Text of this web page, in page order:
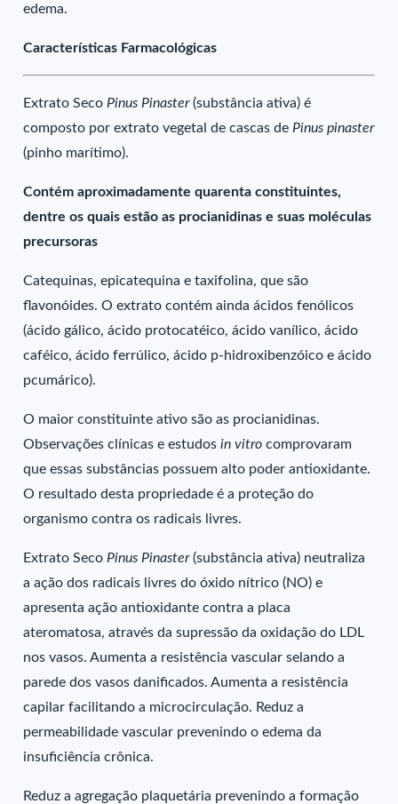
edema.
Características Farmacológicas
Extrato Seco Pinus Pinaster(substância ativa) é
composto por extrato vegetal de cascas de Pinus pinaster
(pinho marítimo).
Contém aproximadamente quarenta constituintes,
dentre os quais estão as procianidinas e suas moléculas
precursoras
Catequinas, epicatequina e taxifolina, que são
flavonóides. O extrato contém ainda ácidos fenólicos
(ácido gálico, ácido protocatéico, ácido vanílico, ácido
caféico, ácido ferrúlico, ácido p-hidroxibenzóico e ácido
pcumárico).
O maior constituinte ativo são as procianidinas.
Observações clínicas e estudos in vitrocomprovaram
que essas substâncias possuem alto poder antioxidante.
O resultado desta propriedade é a proteção do
organismo contra os radicais livres.
Extrato Seco Pinus Pinaster(substância ativa) neutraliza
a ação dos radicais livres do óxido nítrico (NO) e
apresenta ação antioxidante contra a placa
ateromatosa, através da supressão da oxidação do LDL
nos vasos. Aumenta a resistência vascular selando a
parede dos vasos danificados. Aumenta a resistência
capilar facilitando a microcirculação. Reduz a
permeabilidade vascular prevenindo o edema da
insuficiência crônica.
Reduz a agregação plaquetária prevenindo a formação